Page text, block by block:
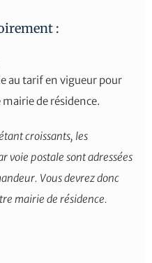
:
au tarif en vigueur pour
mairie de résidence.
croissants, les
voie postale sont adressées
Vous devrez donc
mairie de résidence.